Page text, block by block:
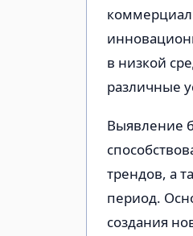
в низкой
различные
Выявление
трендов, а
период.
создания